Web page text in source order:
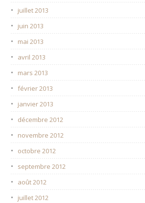
juillet 2013
juin 2013
mai 2013
avril 2013
mars 2013
février 2013
janvier 2013
décembre 2012
novembre 2012
octobre 2012
septembre 2012
août 2012
juillet 2012